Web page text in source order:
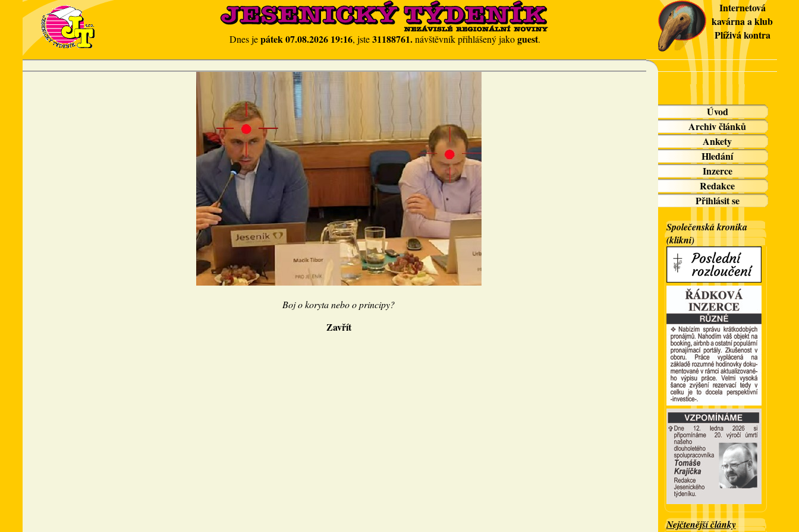
Dnes jepátek 07.08.2026 19:16, jste31188761.návštěvník přihlášený jakoguest.
Internetová
kavárna a klub
Plíživá kontra
Boj o koryta nebo o principy?
Zavřít
Úvod
Archiv článků
Ankety
Hledání
Inzerce
Redakce
Přihlásit se
Společenská kronika
(klikni)
Nejčtenější články